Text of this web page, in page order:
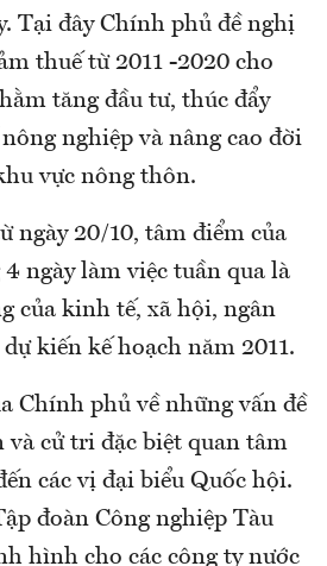
Tại đây Chính phủ đề nghị
thuế từ 2011 -2020 cho
tăng đầu tư, thúc đẩy
nghiệp và nâng cao đời
vực nông thôn.
ngày 20/10, tâm điểm của
ngày làm việc tuần qua là
của kinh tế, xã hội, ngân
kiến kế hoạch năm 2011.
Chính phủ về những vấn đề
và cử tri đặc biệt quan tâm
các vị đại biểu Quốc hội.
đoàn Công nghiệp Tàu
hình cho các công ty nước